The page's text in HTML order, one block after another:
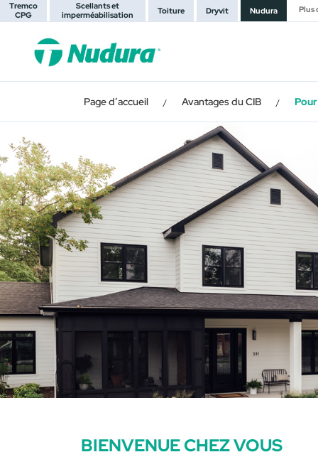
Tremco
CPG
Scellants et
imperméabilisation
Toiture Dryvit Nudura Plus
Page d’accueil / Avantages du CIB /
BIENVENUE CHEZ VOUS